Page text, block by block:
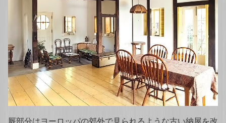
厩部分はヨーロッパの郊外で見られるような古い納屋を改